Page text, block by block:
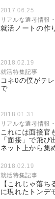
2017.06.25
リアルな選考情報
就活ノートの作
2018.02.19
就活特集記事
コネ0の僕がテ
で
2018.01.31
リアルな選考情報
これには面接官
「面接」で飛び
ネット上から集
2018.02.19
就活特集記事
【これじゃ落
に現れたトンデ